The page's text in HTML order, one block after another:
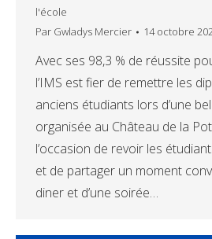
l'école
Par Gwladys Mercier 14 octobre
Avec ses 98,3 % de réussite
l’IMS est fier de remettre les
anciens étudiants lors d’une
organisée au Château de la
l’occasion de revoir les
et de partager un moment
diner et d’une soirée…